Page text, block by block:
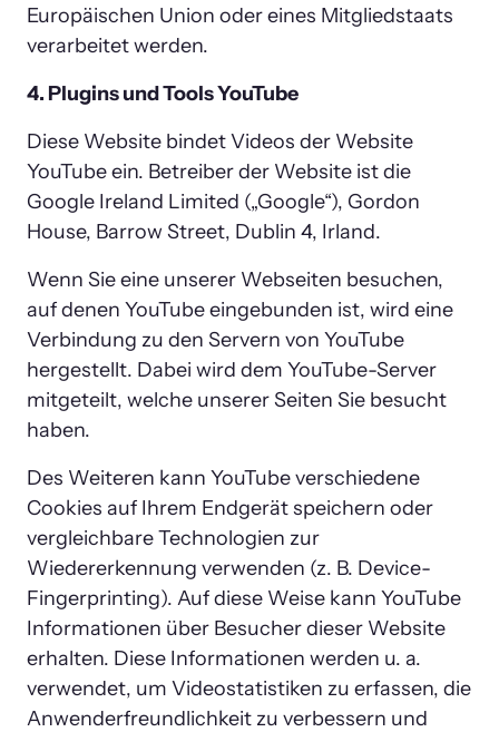
Europäischen Union oder eines Mitgliedstaats
verarbeitet werden.
4. Plugins und Tools YouTube
Diese Website bindet Videos der Website
YouTube ein. Betreiber der Website ist die
Google Ireland Limited („Google“), Gordon
House, Barrow Street, Dublin 4, Irland.
Wenn Sie eine unserer Webseiten besuchen,
auf denen YouTube eingebunden ist, wird eine
Verbindung zu den Servern von YouTube
hergestellt. Dabei wird dem YouTube-Server
mitgeteilt, welche unserer Seiten Sie besucht
haben.
Des Weiteren kann YouTube verschiedene
Cookies auf Ihrem Endgerät speichern oder
vergleichbare Technologien zur
Wiedererkennung verwenden (z. B. Device-
Fingerprinting). Auf diese Weise kann YouTube
Informationen über Besucher dieser Website
erhalten. Diese Informationen werden u. a.
verwendet, um Videostatistiken zu erfassen, die
Anwenderfreundlichkeit zu verbessern und